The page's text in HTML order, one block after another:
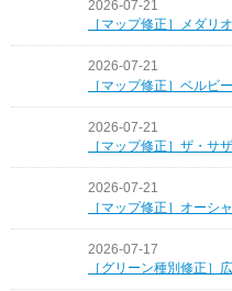
2026-07-21
［マップ修正］メダリ
2026-07-21
［マップ修正］ベルビ
2026-07-21
［マップ修正］ザ・サ
2026-07-21
［マップ修正］オーシ
2026-07-17
［グリーン種別修正］